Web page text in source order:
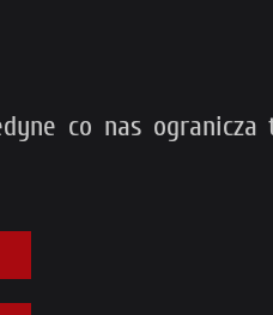
co nas ogranicza